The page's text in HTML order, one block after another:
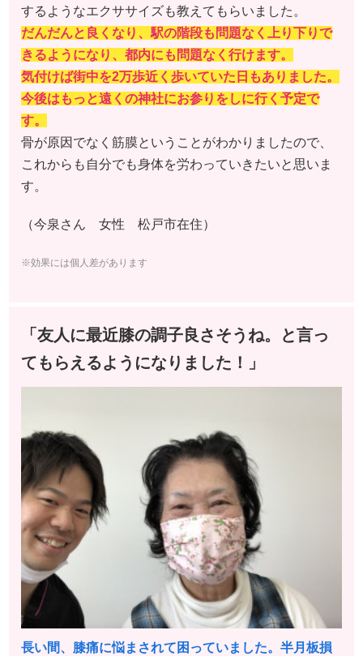
するようなエクササイズも教えてもらいました。
だんだんと良くなり、駅の階段も問題なく上り下りで
きるようになり、都内にも問題なく行けます。
気付けば街中を2万歩近く歩いていた日もありました。
今後はもっと遠くの神社にお参りをしに行く予定で
す。
骨が原因でなく筋膜ということがわかりましたので、
これからも自分でも身体を労わっていきたいと思いま
す。
（今泉さん 女性 松戸市在住）
※効果には個人差があります
「友人に最近膝の調子良さそうね。と言っ
てもらえるようになりました！」
長い間、膝痛に悩まされて困っていました。 半月板損